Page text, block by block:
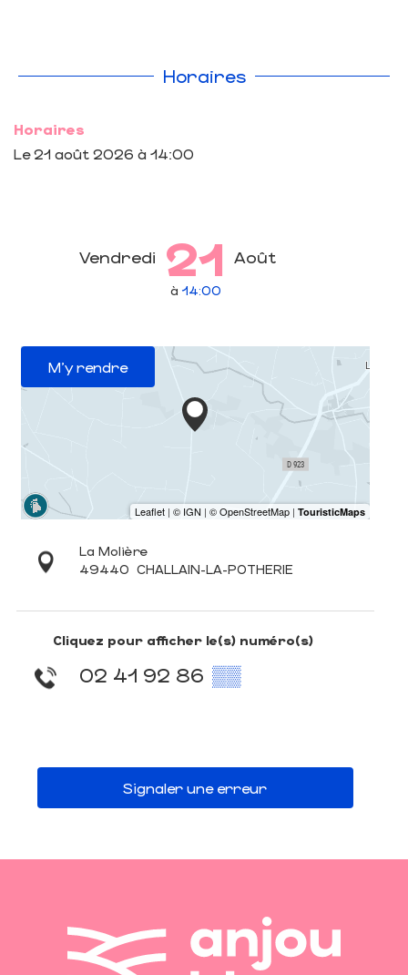
Horaires
Horaires
Le 21 août 2026 à 14:00
Vendredi 21 Août
à 14:00
M'y rendre
La Molière
49440 CHALLAIN-LA-POTHERIE
Cliquez pour afficher le(s) numéro(s)
02 41 92 86 ▒▒
Signaler une erreur